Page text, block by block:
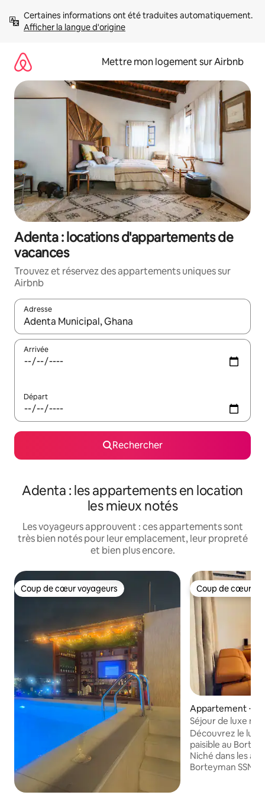
directement
Afficher la langue d'origine
Mettre mon logement sur Airbnb
Adenta : locations d'appartements de
vacances
Trouvez et réservez des appartements uniques sur
Airbnb
Adresse
Lorsque les résultats s'affichent, utilisez les flèches vers le
Arrivée
Départ
Rechercher
Adenta : les appartements en location
les mieux notés
Les voyageurs approuvent : ces appartements sont
très bien notés pour leur emplacement, leur propreté
et bien plus encore.
Coup de cœur voyageurs
Coup de cœur voyageurs Coup de cœur
Coup de cœur
Appartement ⋅
Séjour de luxe
+ WiFi rapide
Découvrez le
paisible au
Niché dans les
Borteyman